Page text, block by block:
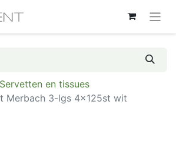
Servetten en tissues
Merbach 3-lgs 4x125st wit